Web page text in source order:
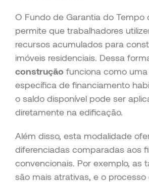
O Fundo de Garantia do Tempo
permite que trabalhadores
recursos acumulados para
imóveis residenciais. Dessa
construção funciona como
específica de financiamento
o saldo disponível pode ser
diretamente na edificação.
Além disso, esta modalidade
diferenciadas comparadas aos
convencionais. Por exemplo, as
são mais atrativas, e o